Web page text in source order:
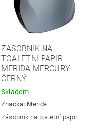
ZÁSOBNÍK NA
TOALETNÍ PAPÍR
MERIDA MERCURY
ČERNÝ
Skladem
Značka: Merida
Zásobník na toaletní papír.